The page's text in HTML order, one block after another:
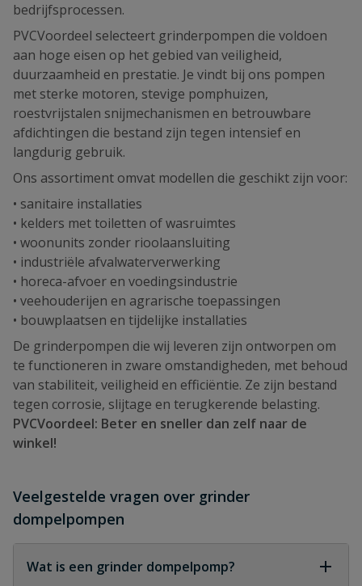
bedrijfsprocessen.
PVCVoordeel selecteert grinderpompen die voldoen
aan hoge eisen op het gebied van veiligheid,
duurzaamheid en prestatie. Je vindt bij ons pompen
met sterke motoren, stevige pomphuizen,
roestvrijstalen snijmechanismen en betrouwbare
afdichtingen die bestand zijn tegen intensief en
langdurig gebruik.
Ons assortiment omvat modellen die geschikt zijn voor:
• sanitaire installaties
• kelders met toiletten of wasruimtes
• woonunits zonder rioolaansluiting
• industriële afvalwaterverwerking
• horeca-afvoer en voedingsindustrie
• veehouderijen en agrarische toepassingen
• bouwplaatsen en tijdelijke installaties
De grinderpompen die wij leveren zijn ontworpen om
te functioneren in zware omstandigheden, met behoud
van stabiliteit, veiligheid en efficiëntie. Ze zijn bestand
tegen corrosie, slijtage en terugkerende belasting.
PVCVoordeel: Beter en sneller dan zelf naar de
winkel!
Veelgestelde vragen over grinder
dompelpompen
Wat is een grinder dompelpomp?